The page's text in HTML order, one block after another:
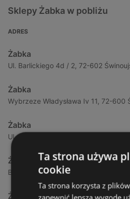
Sklepy Żabka w pobliżu
ADRES
Żabka
Ul. Barlickiego 4d / 2, 72-602
Żabka
Wybrzeze Władysława Iv 11, 72-600
Żabka
Ul. Bohaterów Września 49, 72-600
Żabka
Bohaterów Września 52, 72-600
Żabka
Ta strona używa
cookie
Ta strona korzysta z